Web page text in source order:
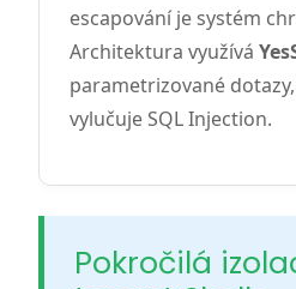
escapování je systém
Architektura využívá
parametrizované
vylučuje SQL Injection.
Pokročilá